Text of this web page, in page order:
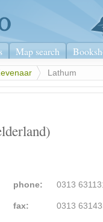
Map search
Lathum
phone: 0313
fax: 0313